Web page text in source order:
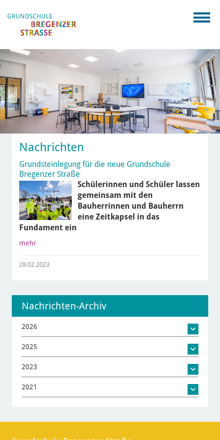
Nachrichten
Grundsteinlegung für die neue Grundschule
Bregenzer Straße
Schülerinnen und Schüler lassen
gemeinsam mit den
Bauherrinnen und Bauherrn
eine Zeitkapsel in das
Fundament ein
mehr
28.02.2023
Nachrichten-Archiv
2026
2025
2023
2021